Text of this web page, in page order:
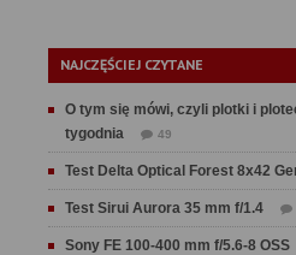
NAJCZĘŚCIEJ CZYTANE
O tym się mówi, czyli plotki i
tygodnia
49
Test Delta Optical Forest 8x42
Test Sirui Aurora 35 mm f/1.4
Sony FE 100-400 mm f/5.6-8 OSS